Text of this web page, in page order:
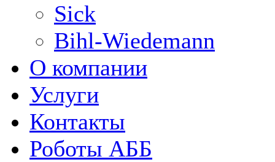
Sick
Bihl-Wiedemann
О компании
Услуги
Контакты
Роботы АББ